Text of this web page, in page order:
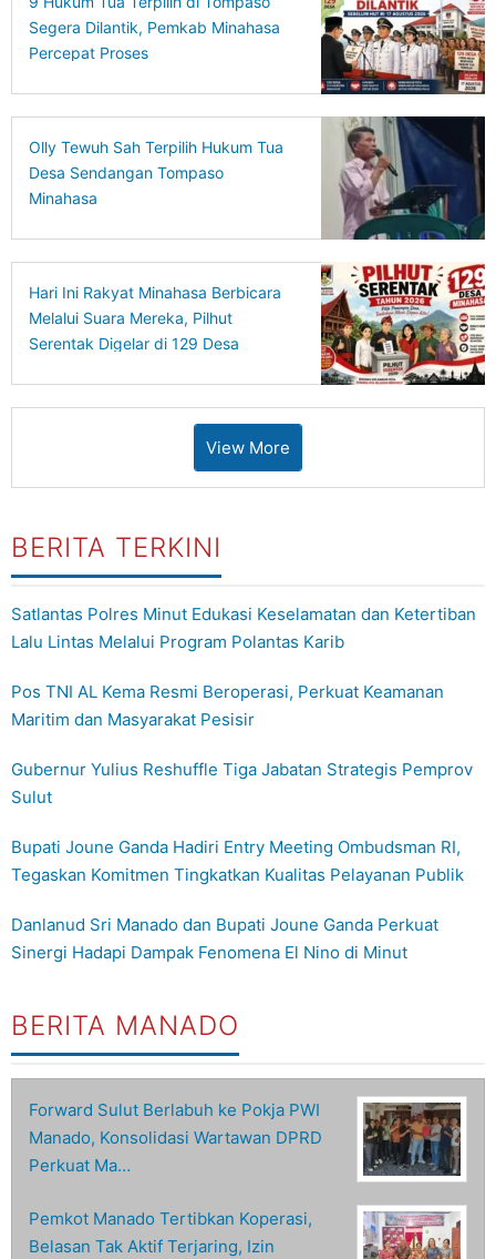
Segera Dilantik, Pemkab Minahasa
Percepat Proses
Olly Tewuh Sah Terpilih Hukum Tua
Desa Sendangan Tompaso
Minahasa
Hari Ini Rakyat Minahasa Berbicara
Melalui Suara Mereka, Pilhut
Serentak Digelar di 129 Desa
View More
BERITA TERKINI
Satlantas Polres Minut Edukasi Keselamatan dan Ketertiban
Lalu Lintas Melalui Program Polantas Karib
Pos TNI AL Kema Resmi Beroperasi, Perkuat Keamanan
Maritim dan Masyarakat Pesisir
Gubernur Yulius Reshuffle Tiga Jabatan Strategis Pemprov
Sulut
Bupati Joune Ganda Hadiri Entry Meeting Ombudsman RI,
Tegaskan Komitmen Tingkatkan Kualitas Pelayanan Publik
Danlanud Sri Manado dan Bupati Joune Ganda Perkuat
Sinergi Hadapi Dampak Fenomena El Nino di Minut
BERITA MANADO
Forward Sulut Berlabuh ke Pokja PWI
Manado, Konsolidasi Wartawan DPRD
Perkuat Ma…
Pemkot Manado Tertibkan Koperasi,
Belasan Tak Aktif Terjaring, Izin